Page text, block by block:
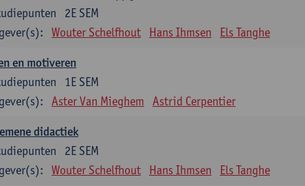
2E SEM
Wouter Schelfhout Hans Ihmsen Els Tanghe
en motiveren
1E SEM
Aster Van Mieghem Astrid Cerpentier
didactiek
2E SEM
Wouter Schelfhout Hans Ihmsen Els Tanghe